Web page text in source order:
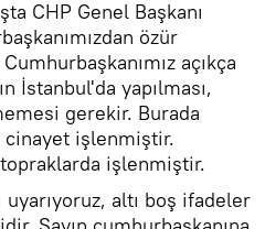
CHP Genel Başkanı
özür
açıkça
İstanbul'da yapılması,
gerekir. Burada
işlenmiştir.
işlenmiştir.
uyarıyoruz, altı boş ifadeler